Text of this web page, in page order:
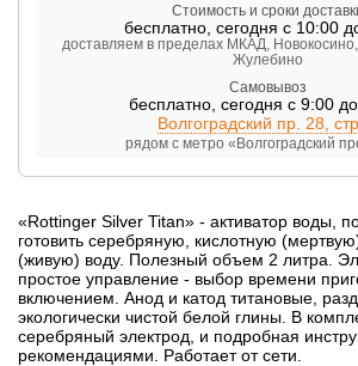
Стоимость и сроки
бесплатно сегодня с 10:00
доставляем в пределах МКАД,
Жулебино
Самовывоз
бесплатно сегодня с 9:00
Волгоградский пр. 28,
рядом с метро «Волгоградский
«Rottinger Silver Titan» - активатор воды,
готовить серебряную, кислотную
(живую) воду. Полезный объем 2 литра.
простое управление - выбор времени
включением. Анод и катод титановые,
экологически чистой белой глины. В
серебряный электрод, и подробная
рекомендациями. Работает от сети.